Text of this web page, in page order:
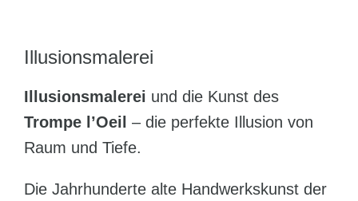
Illusionsmalerei
Illusionsmalerei und die Kunst des
Trompe l’Oeil – die perfekte Illusion von
Raum und Tiefe.
Die Jahrhunderte alte Handwerkskunst der